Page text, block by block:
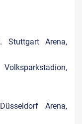
Stuttgart Arena,
Volksparkstadion,
Düsseldorf Arena,